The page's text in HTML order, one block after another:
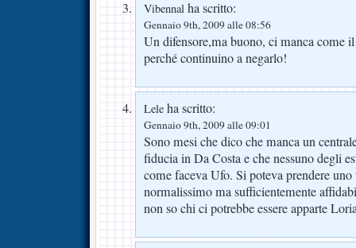
Vibennal ha scritto:
Gennaio 9th, 2009 alle 08:56
Un difensore,ma buono, ci manca come
perché continuino a negarlo!
Lele ha scritto:
Gennaio 9th, 2009 alle 09:01
Sono mesi che dico che manca un
fiducia in Da Costa e che nessuno degli
come faceva Ufo. Si poteva prendere
normalissimo ma sufficientemente
non so chi ci potrebbe essere apparte